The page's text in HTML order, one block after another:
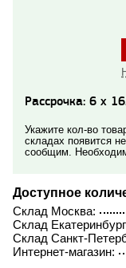
Рассрочка: 6 x
Укажите кол-во
складах появится
сообщим.
Доступное
Склад Москва:
Склад
Склад Санкт-
Интернет-магазин: